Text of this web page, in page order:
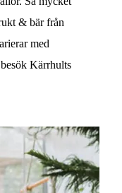
& bär från
med
Kärrhults